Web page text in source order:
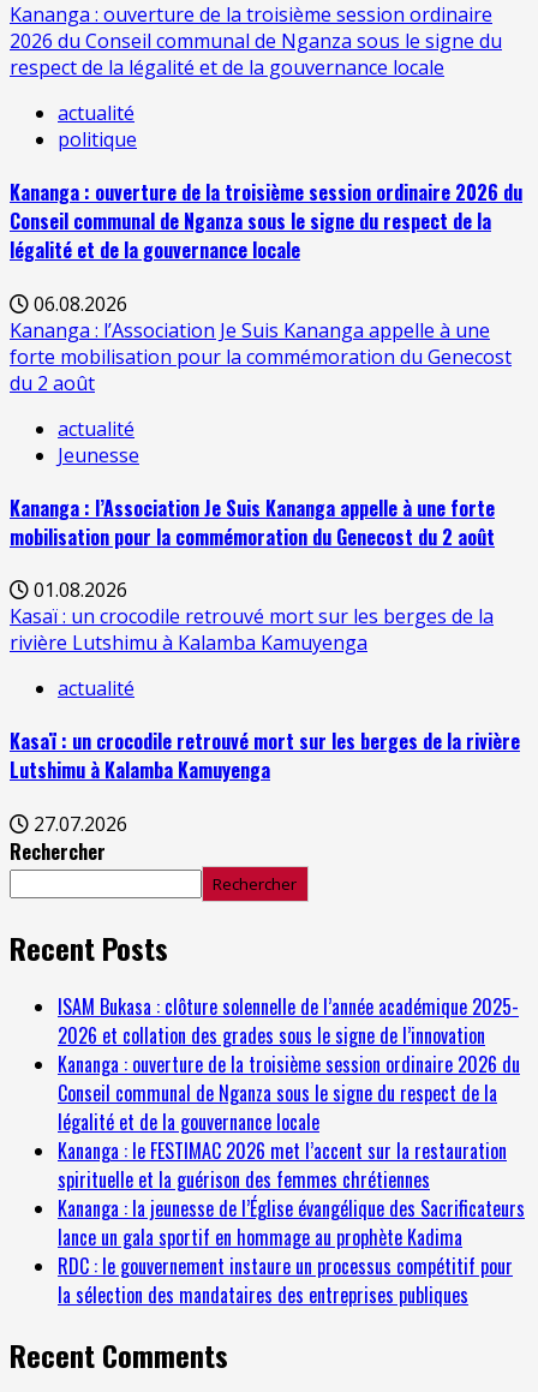
Kananga : ouverture de la troisième session ordinaire
2026 du Conseil communal de Nganza sous le signe du
respect de la légalité et de la gouvernance locale
actualité
politique
Kananga : ouverture de la troisième session ordinaire 2026 du
Conseil communal de Nganza sous le signe du respect de la
légalité et de la gouvernance locale
06.08.2026
Kananga : l’Association Je Suis Kananga appelle à une
forte mobilisation pour la commémoration du Genecost
du 2 août
actualité
Jeunesse
Kananga : l’Association Je Suis Kananga appelle à une forte
mobilisation pour la commémoration du Genecost du 2 août
01.08.2026
Kasaï : un crocodile retrouvé mort sur les berges de la
rivière Lutshimu à Kalamba Kamuyenga
actualité
Kasaï : un crocodile retrouvé mort sur les berges de la rivière
Lutshimu à Kalamba Kamuyenga
27.07.2026
Rechercher
Rechercher
Recent Posts
ISAM Bukasa : clôture solennelle de l’année académique 2025-
2026 et collation des grades sous le signe de l’innovation
Kananga : ouverture de la troisième session ordinaire 2026 du
Conseil communal de Nganza sous le signe du respect de la
légalité et de la gouvernance locale
Kananga : le FESTIMAC 2026 met l’accent sur la restauration
spirituelle et la guérison des femmes chrétiennes
Kananga : la jeunesse de l’Église évangélique des Sacrificateurs
lance un gala sportif en hommage au prophète Kadima
RDC : le gouvernement instaure un processus compétitif pour
la sélection des mandataires des entreprises publiques
Recent Comments